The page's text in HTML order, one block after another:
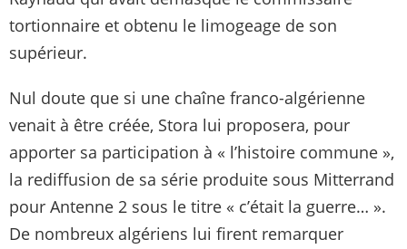
tortionnaire et obtenu le limogeage de son
supérieur.
Nul doute que si une chaîne franco-algérienne
venait à être créée, Stora lui proposera, pour
apporter sa participation à « l’histoire commune »,
la rediffusion de sa série produite sous Mitterrand
pour Antenne 2 sous le titre « c’était la guerre… ».
De nombreux algériens lui firent remarquer